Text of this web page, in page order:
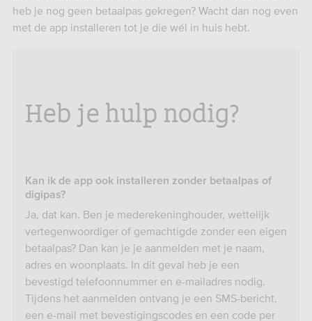
heb je nog geen betaalpas gekregen? Wacht dan nog even
met de app installeren tot je die wél in huis hebt.
Heb je hulp nodig?
Kan ik de app ook installeren zonder betaalpas of
digipas?
Ja, dat kan. Ben je mederekeninghouder, wettelijk
vertegenwoordiger of gemachtigde zonder een eigen
betaalpas? Dan kan je je aanmelden met je naam,
adres en woonplaats. In dit geval heb je een
bevestigd telefoonnummer en e-mailadres nodig.
Tijdens het aanmelden ontvang je een SMS-bericht,
een e-mail met bevestigingscodes en een code per